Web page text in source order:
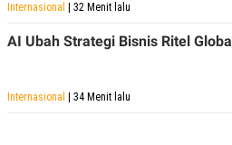
Internasional | 32 Menit lalu
AI Ubah Strategi Bisnis Ritel Global
Internasional | 34 Menit lalu